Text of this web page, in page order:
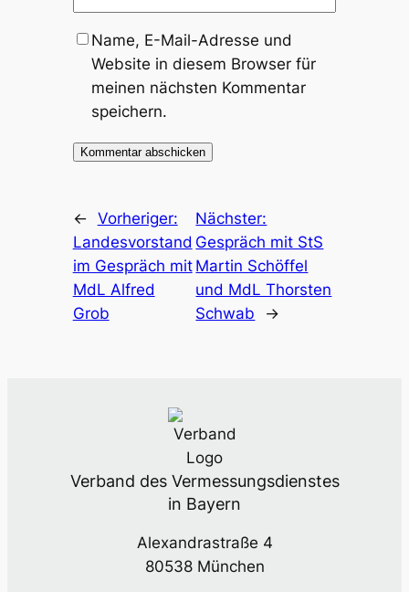
Name, E-Mail-Adresse und
Website in diesem Browser für
meinen nächsten Kommentar
speichern.
← Vorheriger:
Lan­des­vor­stand
im Gespräch mit
MdL Alfred
Grob
Nächster:
Gespräch mit StS
Mar­tin Schöf­fel
und MdL Thors­ten
Schwab
→
Verband des Vermessungsdienstes
in Bayern
Alexandrastraße 4
80538 München